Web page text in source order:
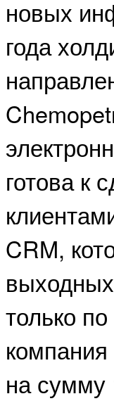
новых
года
готова к
CRM,
только
на сумму